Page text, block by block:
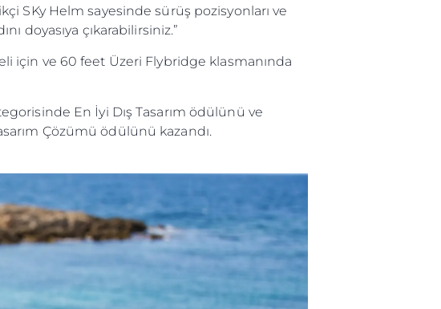
SKy Helm sayesinde sürüş pozisyonları ve
doyasıya çıkarabilirsiniz.”
için ve 60 feet Üzeri Flybridge klasmanında
En İyi Dış Tasarım ödülünü ve
Çözümü ödülünü kazandı.
Şi̇rket
Brokerage
Etkinlikler